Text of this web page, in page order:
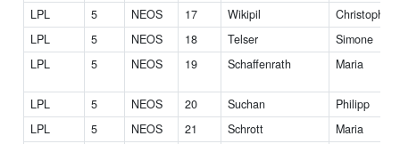
LPL
5 NEOS 17 Wikipil
Christopher
LPL
5 NEOS 18 Telser
Simone
LPL
5 NEOS 19 Schaffenrath Maria
LPL 5 NEOS 20 Suchan
Philipp
LPL
5 NEOS 21 Schrott
Maria